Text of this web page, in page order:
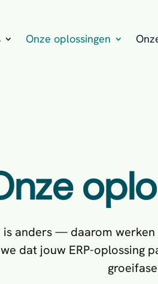
Onze oplossingen
is anders — daarom
dat jouw ERP-oplossing